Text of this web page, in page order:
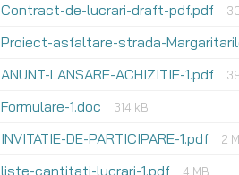
Contract-de-lucrari-draft-pdf.pdf
Proiect-asfaltare-strada-
ANUNT-LANSARE-ACHIZITIE-1.pdf
Formulare-1.doc 314 kB
INVITATIE-DE-PARTICIPARE-1.pdf 2
liste-cantitati-lucrari-1.pdf 4 MB